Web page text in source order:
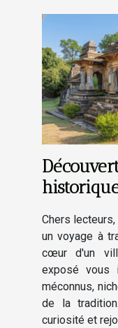
Chers
un voyage à
cœur d'un
exposé vous
méconnus,
de la
curiosité et